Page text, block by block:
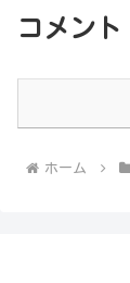
コメント
ホーム